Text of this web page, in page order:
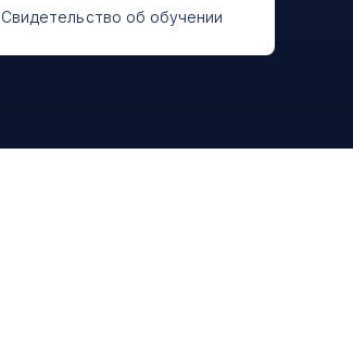
Свидетельство об обучении